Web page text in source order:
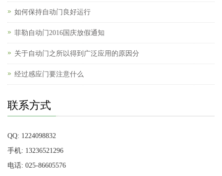
如何保持自动门良好运行
菲勒自动门2016国庆放假通知
关于自动门之所以得到广泛应用的原因分
经过感应门要注意什么
联系方式
QQ: 1224098832
手机: 13236521296
电话: 025-86605576